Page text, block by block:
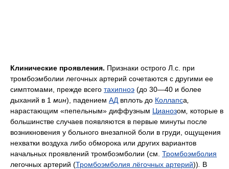
Клинические проявления. Признаки острого Л.с. при
тромбоэмболии легочных артерий сочетаются с другими ее
симптомами, прежде всего тахипноэ (до 30—40 и более
дыханий в 1 мин), падением АД вплоть до Коллапса
нарастающим «пепельным» диффузным Цианозом
которые в
большинстве случаев появляются в первые минуты после
возникновения у больного внезапной боли в груди, ощущения
нехватки воздуха либо обморока или других вариантов
начальных проявлений тромбоэмболии (см. Тромбоэмболия
легочных артерий (Тромбоэмболия лёгочных артерий))
В